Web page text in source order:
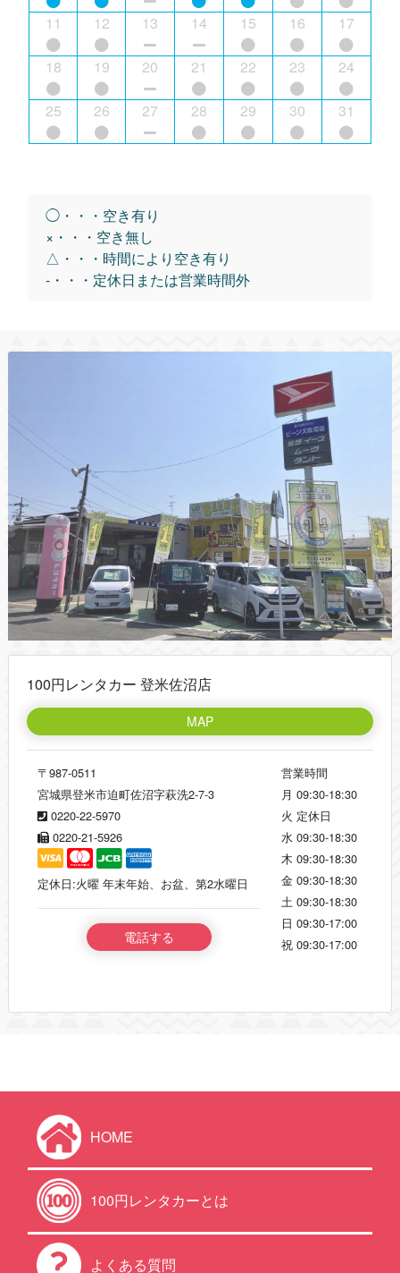
11 12 13 14 15 16 17
18 19 20 21 22 23 24
25 26 27 28 29 30 31
◯・・・空き有り
×・・・空き無し
△・・・時間により空き有り
-・・・定休日または営業時間外
100円レンタカー 登米佐沼店
MAP
〒987-0511
宮城県登米市迫町佐沼字萩洗2-7-3
0220-22-5970
0220-21-5926
定休日:火曜 年末年始、お盆、第2水曜日
電話する
営業時間
月 09:30-18:30
火 定休日
水 09:30-18:30
木 09:30-18:30
金 09:30-18:30
土 09:30-18:30
日 09:30-17:00
祝 09:30-17:00
HOME
100円レンタカーとは
よくある質問